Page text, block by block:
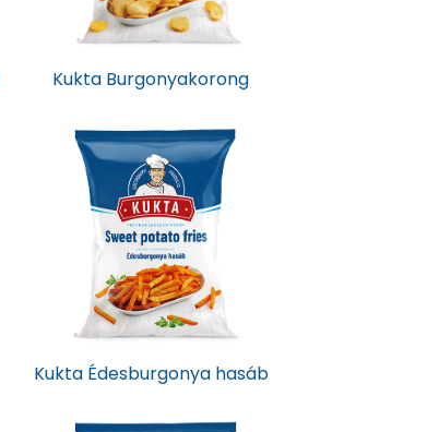
Kukta Burgonyakorong
Kukta Édesburgonya hasáb